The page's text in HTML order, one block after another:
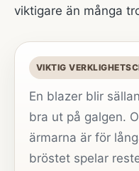
viktigare än många
VIKTIG
En blazer blir
bra ut på galgen.
ärmarna är för
bröstet spelar